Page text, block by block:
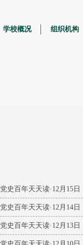
学校概况 组织机构
党史百年天天读·12月15日
党史百年天天读·12月14日
党史百年天天读·12月13日